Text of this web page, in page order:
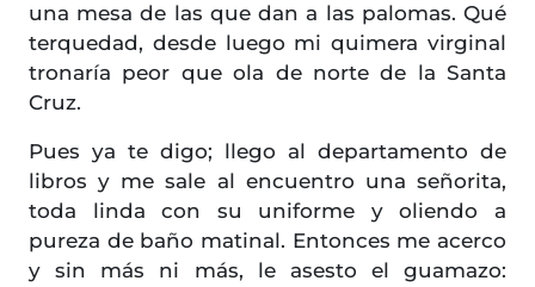
una mesa de las que dan a las palomas. Qué
terquedad, desde luego mi quimera virginal
tronaría peor que ola de norte de la Santa
Cruz.
Pues ya te digo; llego al departamento de
libros y me sale al encuentro una señorita,
toda linda con su uniforme y oliendo a
pureza de baño matinal. Entonces me acerco
y sin más ni más, le asesto el guamazo: